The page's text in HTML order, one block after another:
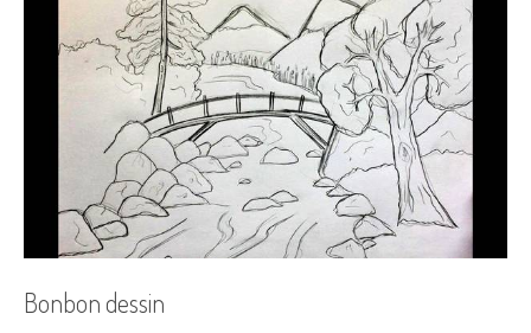
Bonbon dessin